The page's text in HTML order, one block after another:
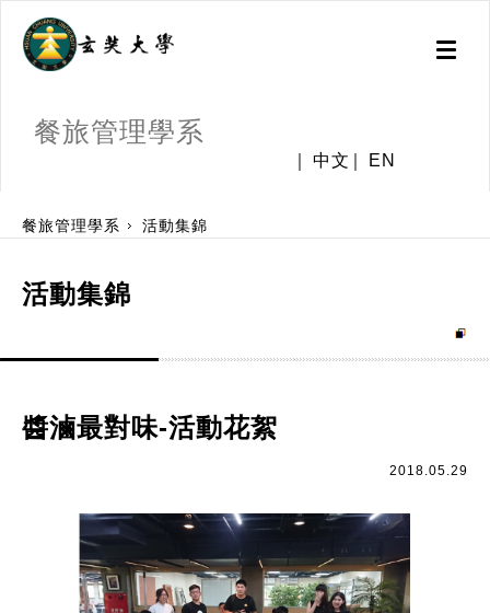
Toggle
餐旅管理學系
中文 EN
餐旅管理學系
活動集錦
活動集錦
醬滷最對味-活動花絮
2018.05.29